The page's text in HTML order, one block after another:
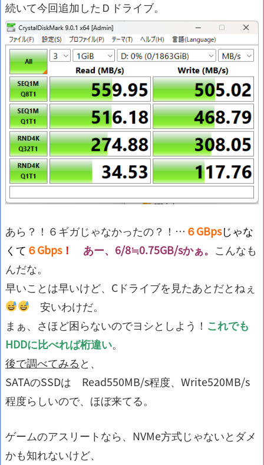
続いて今回追加したＤドライブ。
あら？！６ギガじゃなかったの？！… ６GBpsじゃな
くて ６Gbps！ あー、6/8≒0.75GB/sかぁ。 こんなも
んだな。
早いことは早いけど、Cドライブを見たあとだとねぇ
安いわけだ。
まぁ、さほど困らないのでヨシとしよう！ これでも
HDDに比べれば桁違い。
後で調べてみると、
SATAのSSDは Read550MB/s程度、Write520MB/s
程度らしいので、ほぼ来てる。
ゲームのアスリートなら、NVMe方式じゃないとダメ
かも知れないけど、